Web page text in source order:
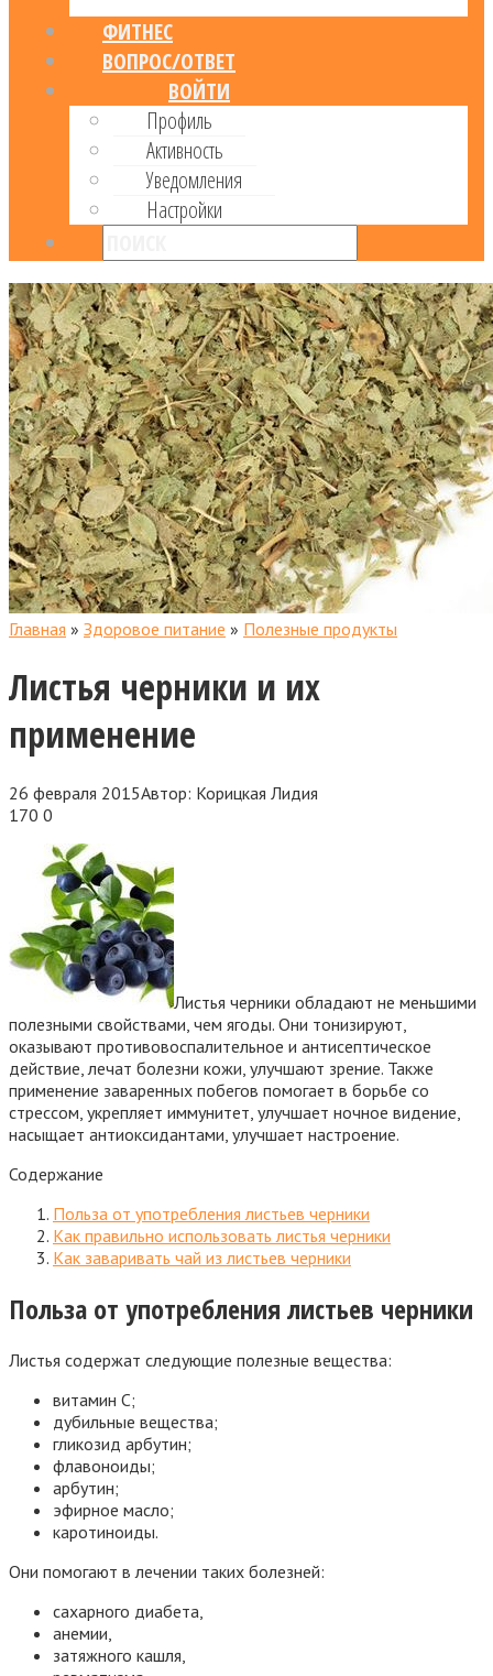
ФИТНЕС
ВОПРОС/ОТВЕТ
ВОЙТИ
Профиль
Активность
Уведомления
Настройки
Главная » Здоровое питание » Полезные продукты
Листья черники и их
применение
26 февраля 2015Автор: Корицкая Лидия
170 0
Листья черники обладают не меньшими
полезными свойствами, чем ягоды. Они тонизируют,
оказывают противовоспалительное и антисептическое
действие, лечат болезни кожи, улучшают зрение. Также
применение заваренных побегов помогает в борьбе со
стрессом , укрепляет иммунитет, улучшает ночное видение,
насыщает антиоксидантами, улучшает настроение.
Содержание
Польза от употребления листьев черники
Как правильно использовать листья черники
Как заваривать чай из листьев черники
Польза от употребления листьев черники
Листья содержат следующие полезные вещества:
витамин С;
дубильные вещества;
гликозид арбутин;
флавоноиды;
арбутин;
эфирное масло;
каротиноиды.
Они помогают в лечении таких болезней:
сахарного диабета,
анемии,
затяжного кашля,